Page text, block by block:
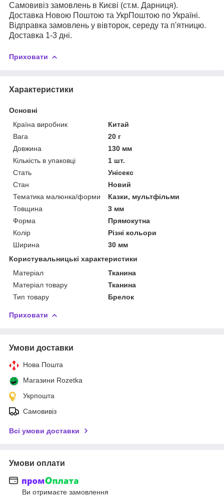
Самовивіз замовлень в Києві (ст.м. Дарниця).
Доставка Новою Поштою та УкрПоштою по Україні.
Відправка замовлень у вівторок, середу та п'ятницю.
Доставка 1-3 дні.
Приховати
Характеристики
Основні
Країна виробник
Китай
Вага
20 г
Довжина
130 мм
Кількість в упаковці
1 шт.
Стать
Унісекс
Стан
Новий
Тематика малюнка/форми
Казки, мультфільми
Товщина
3 мм
Форма
Прямокутна
Колір
Різні кольори
Ширина
30 мм
Користувальницькі характеристики
Матеріал
Тканина
Матеріал товару
Тканина
Тип товару
Брелок
Приховати
Умови доставки
Нова Пошта
Магазини Rozetka
Укрпошта
Самовивіз
Всі умови доставки
Умови оплати
Ви отримаєте замовлення